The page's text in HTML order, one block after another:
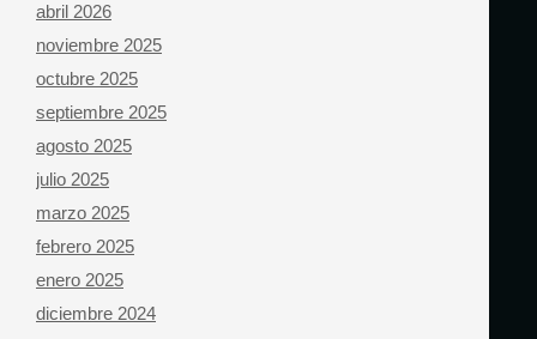
abril 2026
noviembre 2025
octubre 2025
septiembre 2025
agosto 2025
julio 2025
marzo 2025
febrero 2025
enero 2025
diciembre 2024